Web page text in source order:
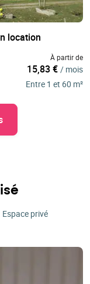
location
À partir de
15,83 € / mois
Entre 1 et 60 m²
Espace privé